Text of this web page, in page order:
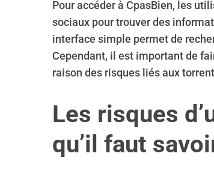
Pour accéder à CpasBien, les
sociaux pour trouver des
interface simple permet de
Cependant, il est important de
raison des risques liés aux
Les risques
qu’il faut